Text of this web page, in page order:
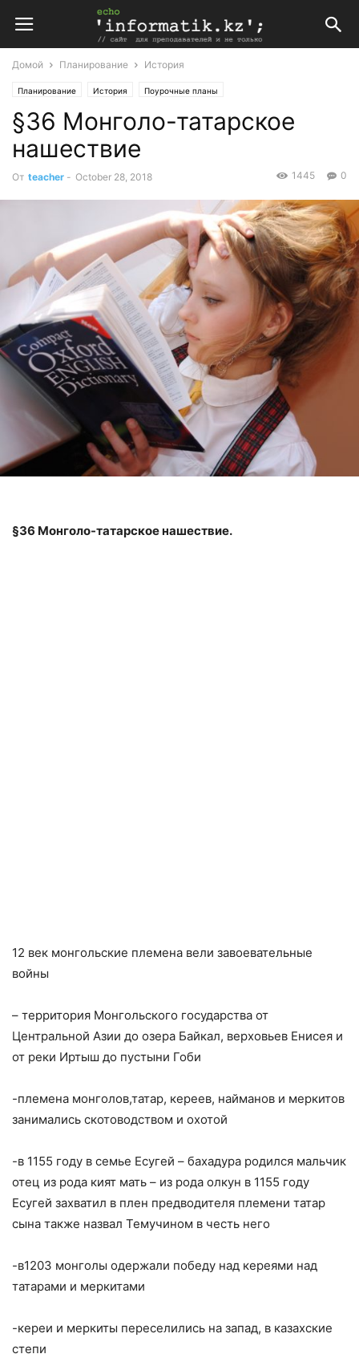
Домой Планирование История
Планирование История Поурочные планы
Учебно-дидактическое пособие по всемирной истории Раннее средневековье (V –
§36 Монголо-татарское
нашествие
От teacher - October 28, 2018 0
1445
§36 Монголо-татарское нашествие.
12 век монгольские племена вели завоевательные
войны
– территория Монгольского государства от
Центральной Азии до озера Байкал, верховьев Енисея и
от реки Иртыш до пустыни Гоби
-племена монголов,татар, кереев, найманов и меркитов
занимались скотоводством и охотой
-в 1155 году в семье Есугей – бахадура родился мальчик
отец из рода кият мать – из рода олкун в 1155 году
Есугей захватил в плен предводителя племени татар
сына также назвал Темучином в честь него
-в1203 монголы одержали победу над кереями над
татарами и меркитами
-кереи и меркиты переселились на запад, в казахские
степи